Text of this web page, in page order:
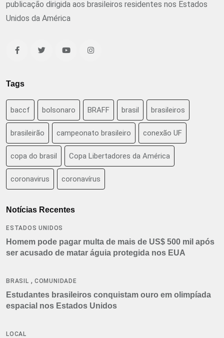
publicação dirigida aos brasileiros residentes nos Estados
Unidos da América
Tags
baccf bolsonaro BRAFF brasil brasileiros
brasileirão campeonato brasileiro conexão UF
copa do brasil Copa Libertadores da América
coronavirus coronavírus
Notícias Recentes
ESTADOS UNIDOS
Homem pode pagar multa de mais de US$ 500 mil após
ser acusado de matar águia protegida nos EUA
BRASIL , COMUNIDADE
Estudantes brasileiros conquistam ouro em olimpíada
espacial nos Estados Unidos
LOCAL